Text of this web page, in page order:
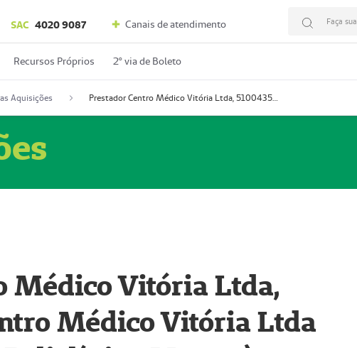
SAC 4020 9087 Canais de atendimento Faça
Recursos Próprios 2º via de Boleto
Aquisições Prestador Centro Médico Vitória Ltda, 51004350-4: Centro Médico Vitória Ltda (Nome Fantasia: Policlínica Master)
Médico Vitória Ltda,
Médico Vitória Ltda